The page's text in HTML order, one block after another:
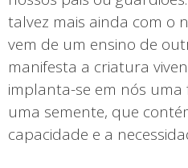
talvez mais ainda com o
vem de um ensino de
manifesta a criatura
implanta-se em nós
uma semente, que
capacidade e a